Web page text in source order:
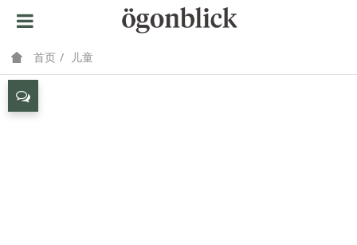
首页 儿童